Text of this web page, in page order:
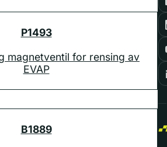
P1493
magnetventil for rensing av
EVAP
B1889